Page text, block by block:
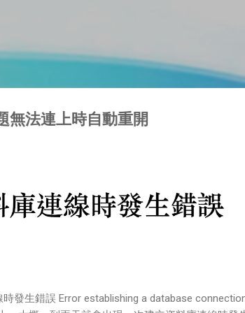
無法連上時自動重開
發生錯誤 Error establishing a database